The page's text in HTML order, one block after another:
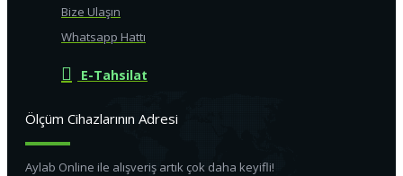
Bize Ulaşın
Whatsapp Hattı
E-Tahsilat
Ölçüm Cihazlarının Adresi
Aylab Online ile alışveriş artık çok daha keyifli!